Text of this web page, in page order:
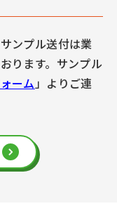
ンプル送付は業
ります。サンプル
ーム」よりご連